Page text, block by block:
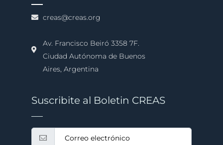
creas@creas.org
Av. Francisco Beiró 3358 7F.
Ciudad Autónoma de Buenos
Aires, Argentina
Suscribite al Boletin CREAS